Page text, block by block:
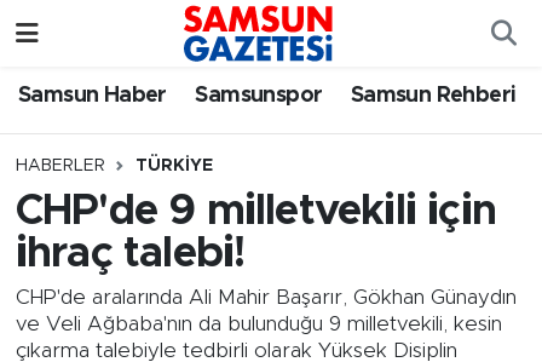
Samsun Haber Samsunspor Samsun Rehberi
HABERLER TÜRKIYE
CHP'de 9 milletvekili için
ihraç talebi!
CHP'de aralarında Ali Mahir Başarır, Gökhan Günaydın
ve Veli Ağbaba'nın da bulunduğu 9 milletvekili, kesin
çıkarma talebiyle tedbirli olarak Yüksek Disiplin
Samsun Haber
Samsunspor
Samsun Rehberi
Resmi İlanlar
Samsun Nöbetçi Eczaneler
Samsun Hava Durumu
SAMSUN Namaz Vakitleri
Samsun Trafik Yoğunluk Haritası
Süper Lig Puan Durumu ve Fikstür